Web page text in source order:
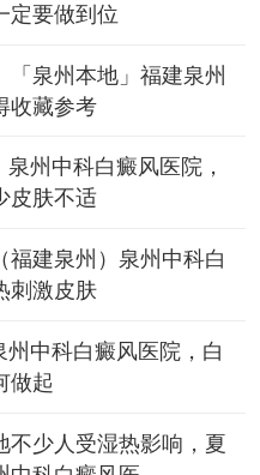
定要做到位
「泉州本地」福建泉州
收藏参考
州中科白癜风医院，
皮肤不适
福建泉州）泉州中科白
刺激皮肤
州中科白癜风医院，白
做起
不少人受湿热影响，夏